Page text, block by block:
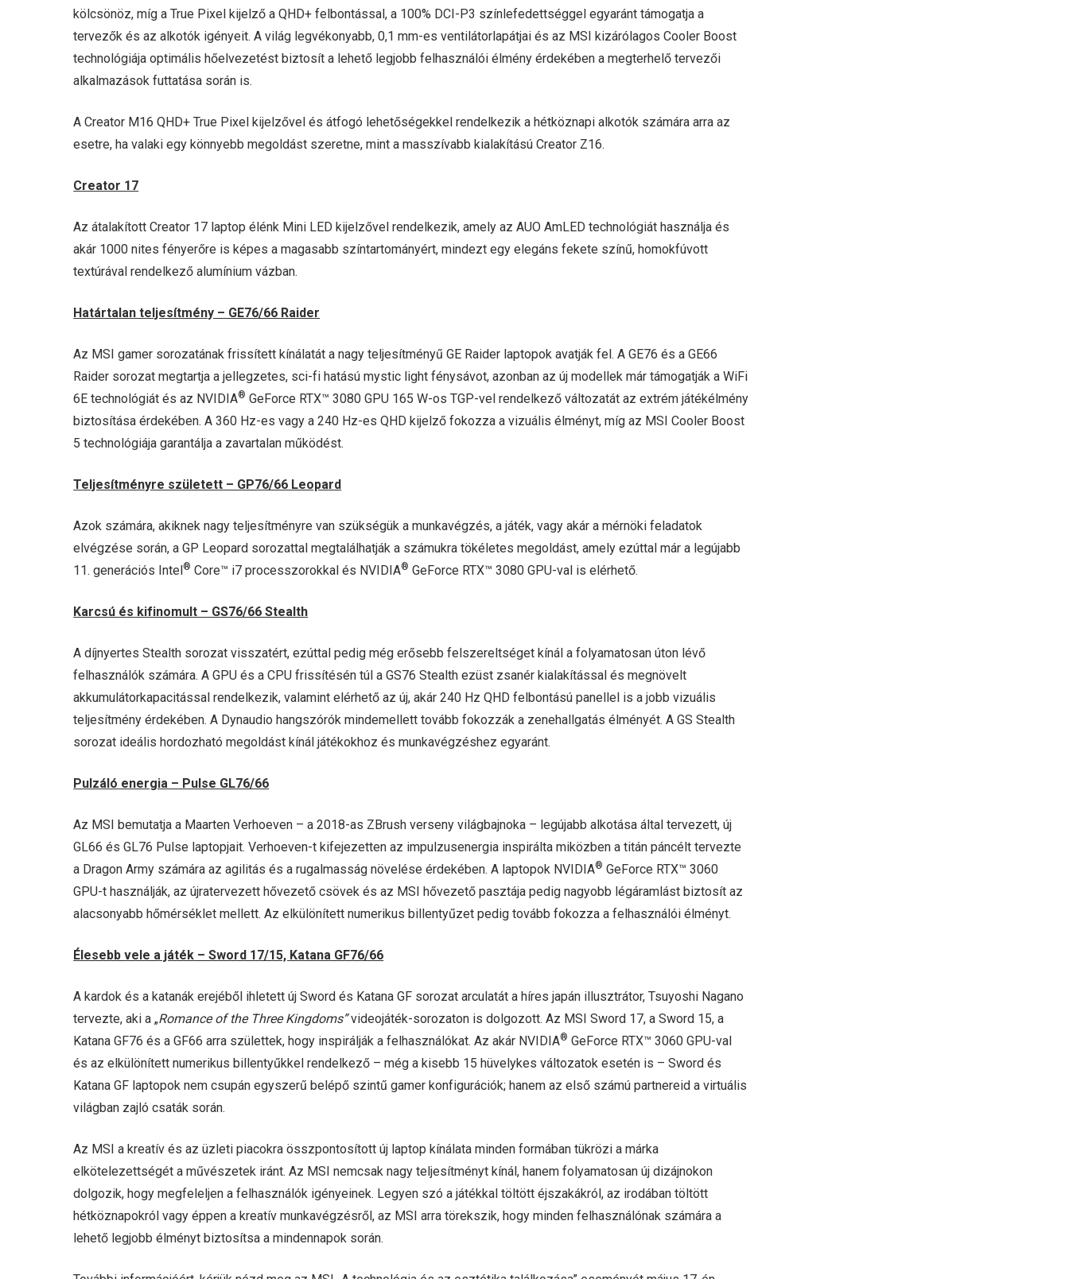
kölcsönöz, míg a True Pixel kijelző a QHD+ felbontással, a 100% DCI-P3 színlefedettséggel egyaránt támogatja a
tervezők és az alkotók igényeit. A világ legvékonyabb, 0,1 mm-es ventilátorlapátjai és az MSI kizárólagos Cooler Boost
technológiája optimális hőelvezetést biztosít a lehető legjobb felhasználói élmény érdekében a megterhelő tervezői
alkalmazások futtatása során is.
A Creator M16 QHD+ True Pixel kijelzővel és átfogó lehetőségekkel rendelkezik a hétköznapi alkotók számára arra az
esetre, ha valaki egy könnyebb megoldást szeretne, mint a masszívabb kialakítású Creator Z16.
Creator 17
Az átalakított Creator 17 laptop élénk Mini LED kijelzővel rendelkezik, amely az AUO AmLED technológiát használja és
akár 1000 nites fényerőre is képes a magasabb színtartományért, mindezt egy elegáns fekete színű, homokfúvott
textúrával rendelkező alumínium vázban.
Határtalan teljesítmény – GE76/66 Raider
Az MSI gamer sorozatának frissített kínálatát a nagy teljesítményű GE Raider laptopok avatják fel. A GE76 és a GE66
Raider sorozat megtartja a jellegzetes, sci-fi hatású mystic light fénysávot, azonban az új modellek már támogatják a WiFi
6E technológiát és az NVIDIA® GeForce RTX™ 3080 GPU 165 W-os TGP-vel rendelkező változatát az extrém játékélmény
biztosítása érdekében. A 360 Hz-es vagy a 240 Hz-es QHD kijelző fokozza a vizuális élményt, míg az MSI Cooler Boost
5 technológiája garantálja a zavartalan működést.
Teljesítményre született – GP76/66 Leopard
Azok számára, akiknek nagy teljesítményre van szükségük a munkavégzés, a játék, vagy akár a mérnöki feladatok
elvégzése során, a GP Leopard sorozattal megtalálhatják a számukra tökéletes megoldást, amely ezúttal már a legújabb
11. generációs Intel® Core™ i7 processzorokkal és NVIDIA® GeForce RTX™ 3080 GPU-val is elérhető.
Karcsú és kifinomult – GS76/66 Stealth
A díjnyertes Stealth sorozat visszatért, ezúttal pedig még erősebb felszereltséget kínál a folyamatosan úton lévő
felhasználók számára. A GPU és a CPU frissítésén túl a GS76 Stealth ezüst zsanér kialakítással és megnövelt
akkumulátorkapacitással rendelkezik, valamint elérhető az új, akár 240 Hz QHD felbontású panellel is a jobb vizuális
teljesítmény érdekében. A Dynaudio hangszórók mindemellett tovább fokozzák a zenehallgatás élményét. A GS Stealth
sorozat ideális hordozható megoldást kínál játékokhoz és munkavégzéshez egyaránt.
Pulzáló energia – Pulse GL76/66
Az MSI bemutatja a Maarten Verhoeven – a 2018-as ZBrush verseny világbajnoka – legújabb alkotása által tervezett, új
GL66 és GL76 Pulse laptopjait. Verhoeven-t kifejezetten az impulzusenergia inspirálta miközben a titán páncélt tervezte
a Dragon Army számára az agilitás és a rugalmasság növelése érdekében. A laptopok NVIDIA® GeForce RTX™ 3060
GPU-t használják, az újratervezett hővezető csövek és az MSI hővezető pasztája pedig nagyobb légáramlást biztosít az
alacsonyabb hőmérséklet mellett. Az elkülönített numerikus billentyűzet pedig tovább fokozza a felhasználói élményt.
Élesebb vele a játék – Sword 17/15, Katana GF76/66
A kardok és a katanák erejéből ihletett új Sword és Katana GF sorozat arculatát a híres japán illusztrátor, Tsuyoshi Nagano
tervezte, aki a „Romance of the Three Kingdoms”videojáték-sorozaton is dolgozott. Az MSI Sword 17, a Sword 15, a
Katana GF76 és a GF66 arra születtek, hogy inspirálják a felhasználókat. Az akár NVIDIA® GeForce RTX™ 3060 GPU-val
és az elkülönített numerikus billentyűkkel rendelkező – még a kisebb 15 hüvelykes változatok esetén is – Sword és
Katana GF laptopok nem csupán egyszerű belépő szintű gamer konfigurációk; hanem az első számú partnereid a virtuális
világban zajló csaták során.
Az MSI a kreatív és az üzleti piacokra összpontosított új laptop kínálata minden formában tükrözi a márka
elkötelezettségét a művészetek iránt. Az MSI nemcsak nagy teljesítményt kínál, hanem folyamatosan új dizájnokon
dolgozik, hogy megfeleljen a felhasználók igényeinek. Legyen szó a játékkal töltött éjszakákról, az irodában töltött
hétköznapokról vagy éppen a kreatív munkavégzésről, az MSI arra törekszik, hogy minden felhasználónak számára a
lehető legjobb élményt biztosítsa a mindennapok során.